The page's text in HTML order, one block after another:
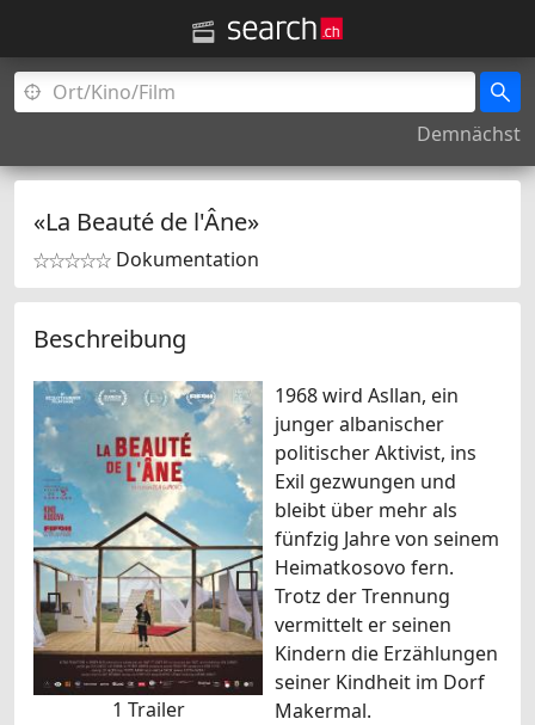
Demnächst
«La Beauté de l'Âne»

 Dokumentation
Beschreibung
1 Trailer
1968 wird Asllan, ein
junger albanischer
politischer Aktivist, ins
Exil gezwungen und
bleibt über mehr als
fünfzig Jahre von seinem
Heimatkosovo fern.
Trotz der Trennung
vermittelt er seinen
Kindern die Erzählungen
seiner Kindheit im Dorf
Makermal.